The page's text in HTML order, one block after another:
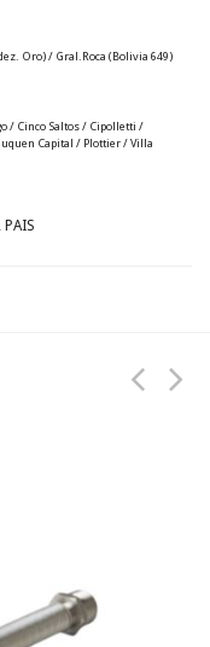
Oro) / Gral.Roca (Bolivia 649)
/ Cinco Saltos / Cipolletti /
Capital / Plottier / Villa
PAIS